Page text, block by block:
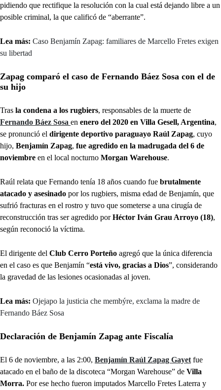
pidiendo que rectifique la resolución con la cual está dejando libre a un
posible criminal, la que calificó de “aberrante”.
Lea más: Caso Benjamín Zapag: familiares de Marcello Fretes exigen
su libertad
Zapag comparó el caso de Fernando Báez Sosa con el de
su hijo
Tras la condena a los rugbiers, responsables de la muerte de
Fernando Báez Sosa en enero del 2020 en Villa Gesell, Argentina,
se pronunció el dirigente deportivo paraguayo Raúl Zapag, cuyo
hijo, Benjamín Zapag, fue agredido en la madrugada del 6 de
noviembre en el local nocturno Morgan Warehouse.
Raúl relata que Fernando tenía 18 años cuando fue brutalmente
atacado y asesinado por los rugbiers, misma edad de Benjamín, que
sufrió fracturas en el rostro y tuvo que someterse a una cirugía de
reconstrucción tras ser agredido porHéctor Iván Grau Arroyo (18),
según reconoció la víctima.
El dirigente del Club Cerro Porteño agregó que la única diferencia
en el caso es que Benjamín “está vivo, gracias a Dios”, considerando
la gravedad de las lesiones ocasionadas al joven.
Lea más: Ojejapo la justicia che membýre, exclama la madre de
Fernando Báez Sosa
Declaración de Benjamín Zapag ante Fiscalía
El 6 de noviembre, a las 2:00, Benjamín Raúl Zapag Gayet fue
atacado en el baño de la discoteca “Morgan Warehouse” de Villa
Morra. Por ese hecho fueron imputados Marcello Fretes Laterra y